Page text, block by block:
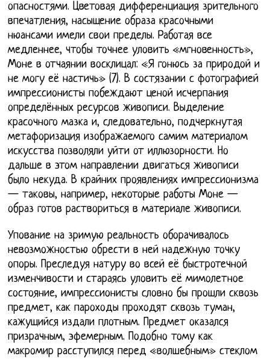
опасностями. Цветовая дифференциация зрительного
впечатления, насыщение образа красочными
нюансами имели свои пределы. Работая все
медленнее, чтобы точнее уловить «мгновенность»,
Моне в отчаянии восклицал: «Я гонюсь за природой и
не могу её настичь» (7). В состязании с фотографией
импрессионисты побеждают ценой исчерпания
определённых ресурсов живописи. Выделение
красочного мазка и, следовательно, подчеркнутая
метафоризация изображаемого самим материалом
искусства позволяли уйти от иллюзорности. Но
дальше в этом направлении двигаться живописи
было некуда. В крайних проявлениях импрессионизма
— таковы, например, некоторые работы Моне —
образ готов раствориться в материале живописи.
Упование на зримую реальность оборачивалось
невозможностью обрести в ней надежную точку
опоры. Преследуя натуру во всей её быстротечной
изменчивости и стараясь уловить её мимолетное
состояние, импрессионисты словно бы прошли сквозь
предмет, как пароходы проходят сквозь туман,
кажущийся издали плотным. Предмет оказался
призрачным, эфемерным. Подобно тому как
макромир расступился перед «волшебным» стеклом